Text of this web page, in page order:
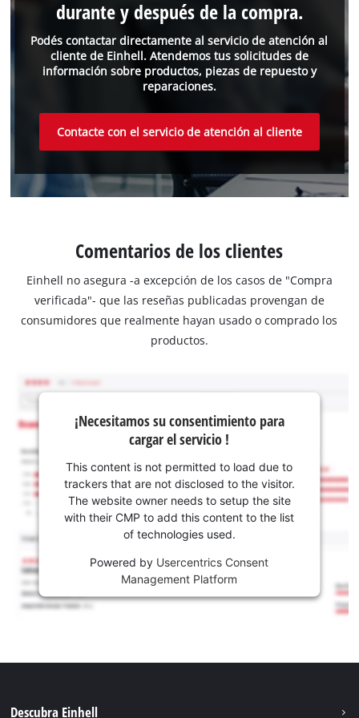
Podés contactar directamente al servicio de atención al
cliente de Einhell. Atendemos tus solicitudes de
información sobre productos, piezas de repuesto y
reparaciones.
durante y después de la compra.
Contacte con el servicio de atención al cliente
Comentarios de los clientes
Einhell no asegura -a excepción de los casos de "Compra
verificada"- que las reseñas publicadas provengan de
consumidores que realmente hayan usado o comprado los
productos.
¡Necesitamos su consentimiento para
cargar el servicio !
This content is not permitted to load due to
trackers that are not disclosed to the visitor.
The website owner needs to setup the site
with their CMP to add this content to the list
of technologies used.
Powered by Usercentrics Consent
Management Platform
Descubra Einhell